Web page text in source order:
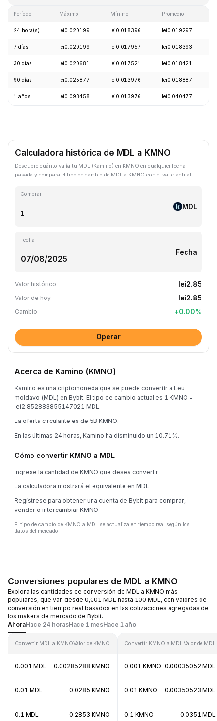
Período Máximo Mínimo Promedio
24 hora(s) lei0.020199 lei0.018396 lei0.019297
7 días lei0.020199 lei0.017957 lei0.018393
30 días lei0.020681 lei0.017521 lei0.018421
90 días lei0.025877 lei0.013976 lei0.018887
1 años lei0.093458 lei0.013976 lei0.040477
Calculadora histórica de MDL a KMNO
Descubre cuánto valía tu MDL (Kamino) en KMNO en cualquier fecha
pasada y compara el tipo de cambio de MDL a KMNO con el valor actual.
Comprar
MDL
Fecha
Fecha
Valor histórico lei2.85
Valor de hoy lei2.85
Cambio +0.00%
Operar
Acerca de Kamino (KMNO)
Kamino es una criptomoneda que se puede convertir a Leu
moldavo (MDL) en Bybit. El tipo de cambio actual es 1 KMNO =
lei2.852883855147021 MDL.
La oferta circulante es de 5B KMNO.
En las últimas 24 horas, Kamino ha disminuido un 10.71%.
Cómo convertir KMNO a MDL
Ingrese la cantidad de KMNO que desea convertir
La calculadora mostrará el equivalente en MDL
Regístrese para obtener una cuenta de Bybit para comprar,
vender o intercambiar KMNO
El tipo de cambio de KMNO a MDL se actualiza en tiempo real según los
datos del mercado.
Conversiones populares de MDL a KMNO
Explora las cantidades de conversión de MDL a KMNO más
populares, que van desde 0,001 MDL hasta 100 MDL, con valores de
conversión en tiempo real basados en las cotizaciones agregadas de
los makers de mercado de Bybit.
AhoraHace 24 horasHace 1 mesHace 1 año
Convertir MDL a KMNOValor de KMNO
0.001 MDL 0.00285288 KMNO
0.01 MDL 0.0285 KMNO
0.1 MDL 0.2853 KMNO
Convertir KMNO a MDL Valor de MDL
0.001 KMNO 0.00035052 MDL
0.01 KMNO 0.00350523 MDL
0.1 KMNO 0.0351 MDL